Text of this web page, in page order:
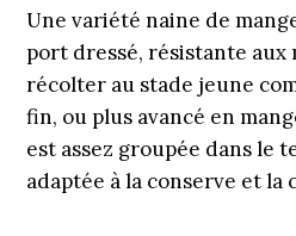
Une variété naine de
port dressé, résistante aux
récolter au stade jeune
fin, ou plus avancé en
est assez groupée dans le
adaptée à la conserve et la